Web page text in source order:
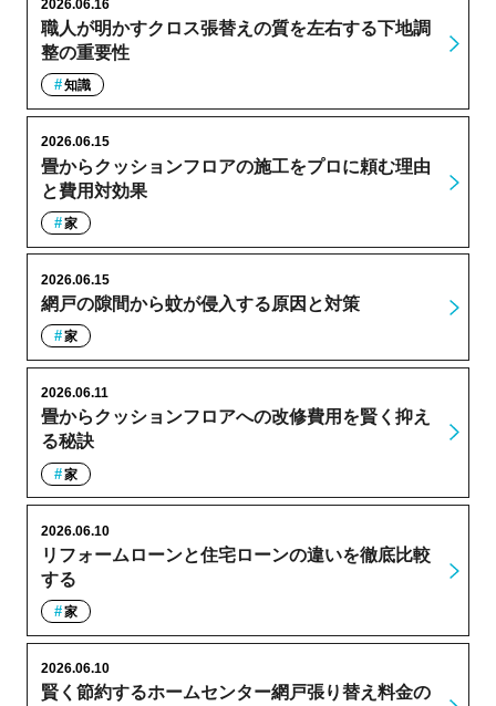
職人が明かすクロス張替えの質を左右する下地調
整の重要性
2026.06.16
知識
畳からクッションフロアの施工をプロに頼む理由
と費用対効果
2026.06.15
家
網戸の隙間から蚊が侵入する原因と対策
2026.06.15
家
畳からクッションフロアへの改修費用を賢く抑え
る秘訣
2026.06.11
家
リフォームローンと住宅ローンの違いを徹底比較
する
2026.06.10
家
賢く節約するホームセンター網戸張り替え料金の
2026.06.10